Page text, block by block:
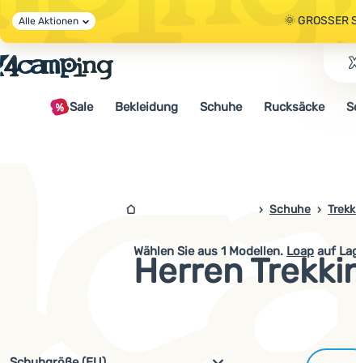
🌞 GROSSER
🤫 - 10 % AUF
🌞 GROSSER
Alle Aktionen
Sale Bekleidung Schuhe Rucksäcke
4campingshop.de
Schuhe
Herren
Wählen Sie aus 1 Modellen. Loap auf